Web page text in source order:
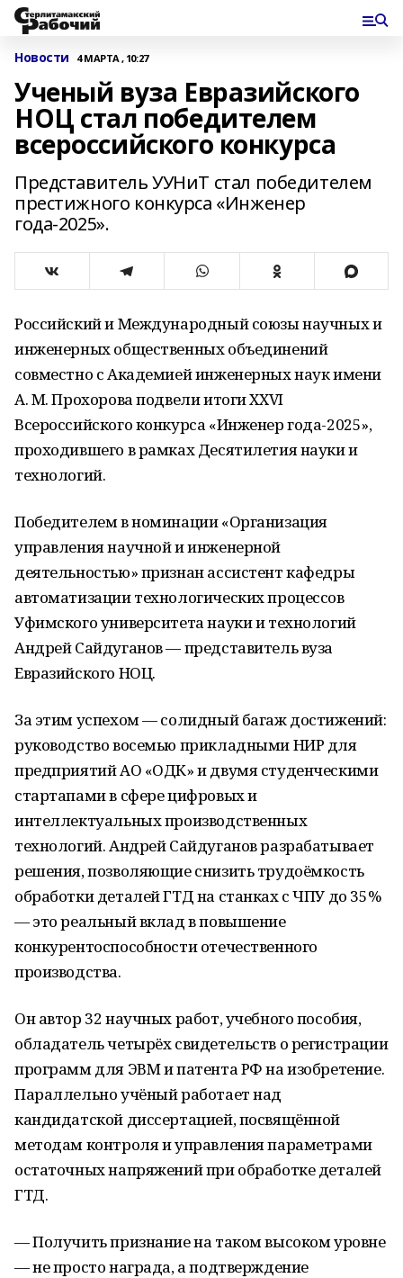
Новости 4 МАРТА , 10:27
Ученый вуза Евразийского
НОЦ стал победителем
всероссийского конкурса
Представитель УУНиТ стал победителем
престижного конкурса «Инженер
года-2025».
Российский и Международный союзы научных и
инженерных общественных объединений
совместно с Академией инженерных наук имени
А. М. Прохорова подвели итоги XXVI
Всероссийского конкурса «Инженер года-2025»,
проходившего в рамках Десятилетия науки и
технологий.
Победителем в номинации «Организация
управления научной и инженерной
деятельностью» признан ассистент кафедры
автоматизации технологических процессов
Уфимского университета науки и технологий
Андрей Сайдуганов — представитель вуза
Евразийского НОЦ.
За этим успехом — солидный багаж достижений:
руководство восемью прикладными НИР для
предприятий АО «ОДК» и двумя студенческими
стартапами в сфере цифровых и
интеллектуальных производственных
технологий. Андрей Сайдуганов разрабатывает
решения, позволяющие снизить трудоёмкость
обработки деталей ГТД на станках с ЧПУ до 35%
— это реальный вклад в повышение
конкурентоспособности отечественного
производства.
Он автор 32 научных работ, учебного пособия,
обладатель четырёх свидетельств о регистрации
программ для ЭВМ и патента РФ на изобретение.
Параллельно учёный работает над
кандидатской диссертацией, посвящённой
методам контроля и управления параметрами
остаточных напряжений при обработке деталей
ГТД.
— Получить признание на таком высоком уровне
— не просто награда, а подтверждение